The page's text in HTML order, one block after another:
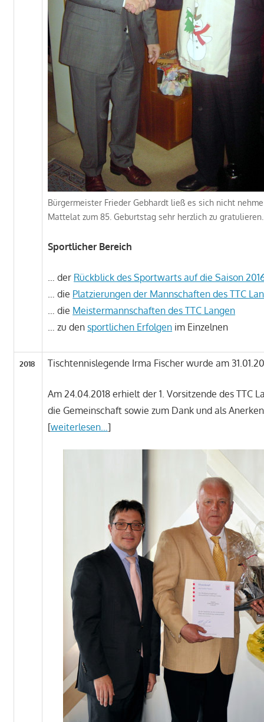
Bürgermeister Frieder Gebhardt ließ es sich nicht
Mattelat zum 85. Geburtstag sehr herzlich zu gratulieren.
Sportlicher Bereich
… der Rückblick des Sportwarts auf die Saison
… die Platzierungen der Mannschaften des TTC
… die Meistermannschaften des TTC Langen
… zu densportlichen Erfolgen im Einzelnen
2018 Tischtennislegende Irma Fischer wurde am
Am 24.04.2018 erhielt der 1. Vorsitzende des TTC
die Gemeinschaft sowie zum Dank und als
[weiterlesen…]